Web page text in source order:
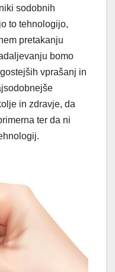
sodobnih
to tehnologijo,
pretakanju
bomo
vprašanj in
in zdravje, da
ter da ni